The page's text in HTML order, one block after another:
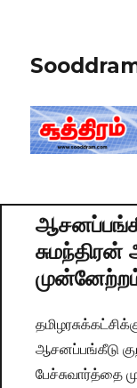
சுமந்திரன்
ஆசனப்பங்கீடு
பேச்சுவார்த்தை